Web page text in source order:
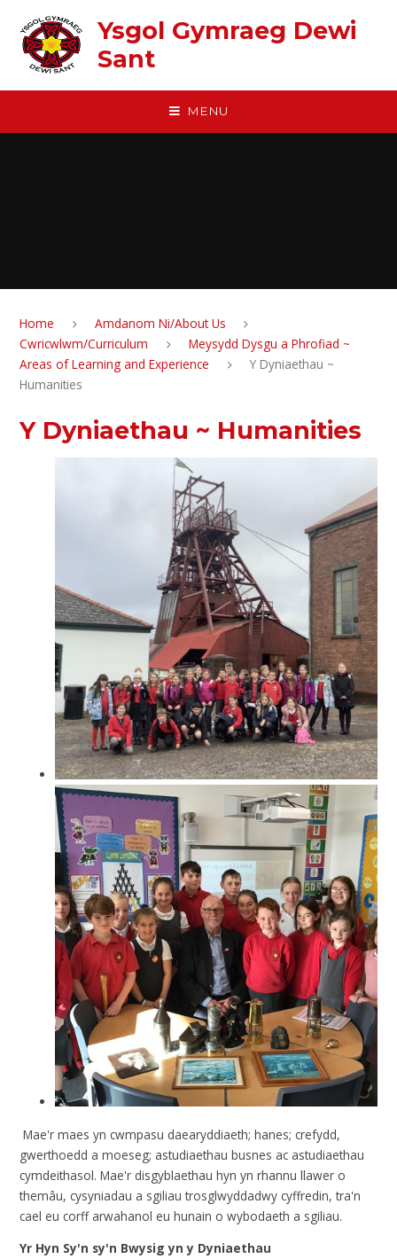
Ysgol Gymraeg Dewi
Sant
MENU
Home
Amdanom Ni/About Us
Cwricwlwm/Curriculum
Meysydd Dysgu a Phrofiad ~
Areas of Learning and Experience
Y Dyniaethau ~
Humanities
Y Dyniaethau ~ Humanities
Mae'r maes yn cwmpasu daearyddiaeth;hanes; crefydd,
gwerthoedd a moeseg; astudiaethau busnes ac astudiaethau
cymdeithasol.Mae'r disgyblaethau hyn yn rhannu llawer o
themâu, cysyniadau a sgiliau trosglwyddadwy cyffredin, tra'n
cael eu corff arwahanol eu hunain o wybodaeth a sgiliau.
Yr Hyn Sy'n sy'n Bwysig yn y Dyniaethau